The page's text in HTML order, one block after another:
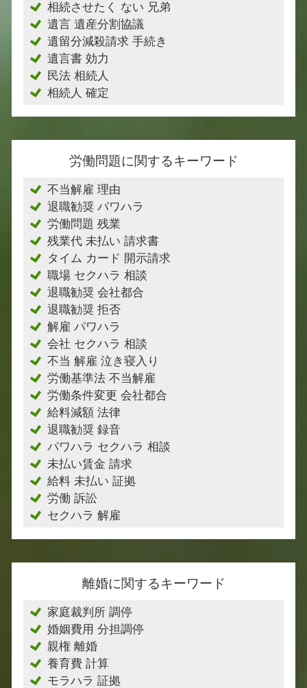
相続させたく ない 兄弟
遺言 遺産分割協議
遺留分減殺請求 手続き
遺言書 効力
民法 相続人
相続人 確定
労働問題に関するキーワード
不当解雇 理由
退職勧奨 パワハラ
労働問題 残業
残業代 未払い 請求書
タイム カード 開示請求
職場 セクハラ 相談
退職勧奨 会社都合
退職勧奨 拒否
解雇 パワハラ
会社 セクハラ 相談
不当 解雇 泣き寝入り
労働基準法 不当解雇
労働条件変更 会社都合
給料減額 法律
退職勧奨 録音
パワハラ セクハラ 相談
未払い賃金 請求
給料 未払い 証拠
労働 訴訟
セクハラ 解雇
離婚に関するキーワード
家庭裁判所 調停
婚姻費用 分担調停
親権 離婚
養育費 計算
モラハラ 証拠